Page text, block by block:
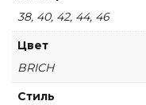
38, 40, 42, 44, 46
Цвет
BRICH
Стиль